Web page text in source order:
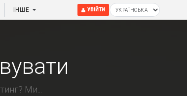
ІНШЕ УВІЙТИ
Ми...